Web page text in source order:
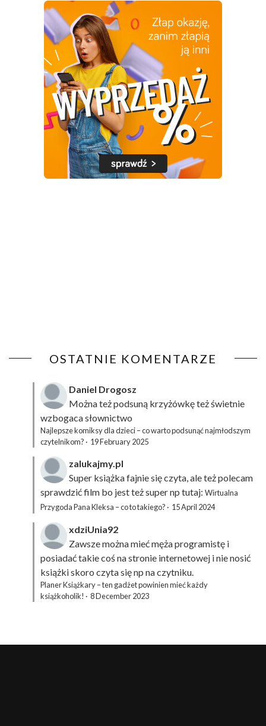
OSTATNIE KOMENTARZE
Daniel Drogosz
Można też podsuną krzyżówkęteż świetnie
wzbogaca słownictwo
Najlepsze komiksy dla dzieci – co warto podsunąć najmłodszym
czytelnikom? · 19 February 2025
zalukajmy.pl
Super książka fajnie się czyta, ale też polecam
sprawdzić film bo jest też super np tutaj: Wirtualna
Przygoda Pana Kleksa – co to takiego? · 15 April 2024
xdziUnia92
Zawsze można mieć męża programistę i
posiadać takie coś na stronie internetowej i nie nosić
książki skoro czyta się np na czytniku.
Planer Książkary – ten gadżet powinien mieć każdy
książkoholik! · 8 December 2023